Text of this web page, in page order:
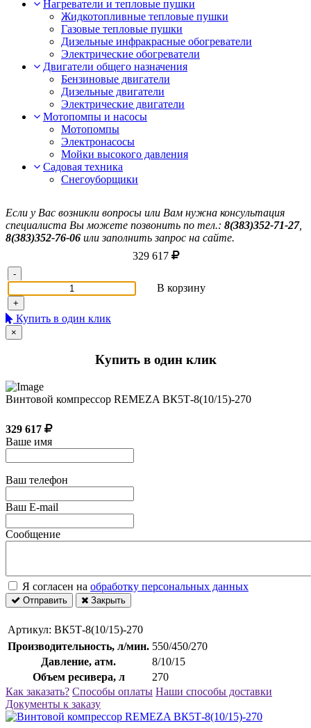
Нагреватели и тепловые пушки
Жидкотопливные тепловые пушки
Газовые тепловые пушки
Дизельные инфракрасные обогреватели
Электрические обогреватели
Двигатели общего назначения
Бензиновые двигатели
Дизельные двигатели
Электрические двигатели
Мотопомпы и насосы
Мотопомпы
Электронасосы
Мойки высокого давления
Садовая техника
Снегоуборщики
Если у Вас возникли вопросы или Вам нужна консультация
специалиста Вы можете позвонить по тел.: 8(383)352-71-27,
8(383)352-76-06 или заполнить запрос на сайте.
329 617
-
+
В корзину
Купить в один клик
×
Купить в один клик
Винтовой компрессор REMEZA ВК5Т-8(10/15)-270
329 617
Ваше имя
Ваш телефон
Ваш E-mail
Сообщение
Я согласен на обработку персональных данных
Отправить Закрыть
Артикул: ВК5Т-8(10/15)-270
Производительность, л/мин. 550/450/270
Давление, атм.
8/10/15
Объем ресивера, л
270
Как заказать? Способы оплаты Наши способы доставки
Документы к заказу